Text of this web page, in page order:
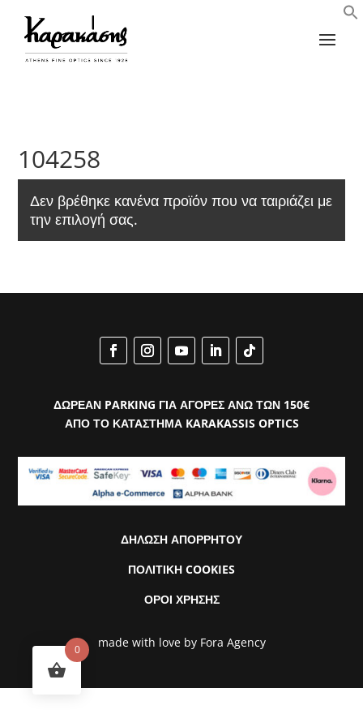
104258
Δεν βρέθηκε κανένα προϊόν που να ταιριάζει με
την επιλογή σας.
ΔΩΡΕΑΝ PARKING ΓΙΑ ΑΓΟΡΕΣ ΑΝΩ ΤΩΝ 150€
ΑΠΟ ΤΟ ΚΑΤΑΣΤΗΜΑ KARAKASSIS OPTICS
ΔΗΛΩΣΗ ΑΠΟΡΡΗΤΟΥ
ΠΟΛΙΤΙΚΗ COOKIES
ΟΡΟΙ ΧΡΗΣΗΣ
made with love by Fora Agency
0